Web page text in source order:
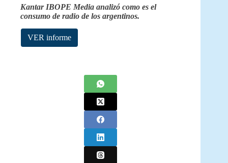
Kantar IBOPE Media analizó como es el
consumo de radio de los argentinos.
VER informe